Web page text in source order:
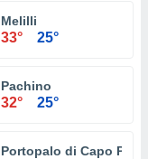
Melilli
33° 25°
Pachino
32° 25°
Portopalo di Capo